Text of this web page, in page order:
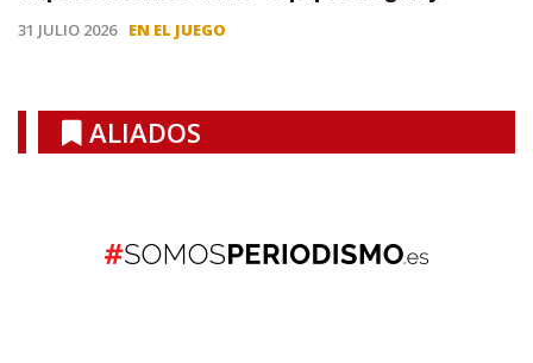
31 JULIO 2026 EN EL JUEGO
ALIADOS